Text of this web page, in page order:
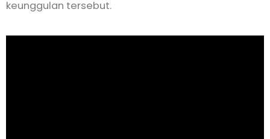
keunggulan tersebut.